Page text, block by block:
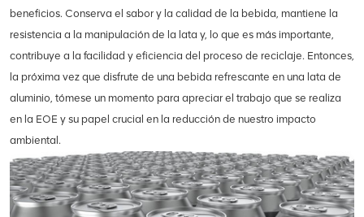
beneficios. Conserva el sabor y la calidad de la bebida, mantiene la
resistencia a la manipulación de la lata y, lo que es más importante,
contribuye a la facilidad y eficiencia del proceso de reciclaje. Entonces,
la próxima vez que disfrute de una bebida refrescante en una lata de
aluminio, tómese un momento para apreciar el trabajo que se realiza
en la EOE y su papel crucial en la reducción de nuestro impacto
ambiental.